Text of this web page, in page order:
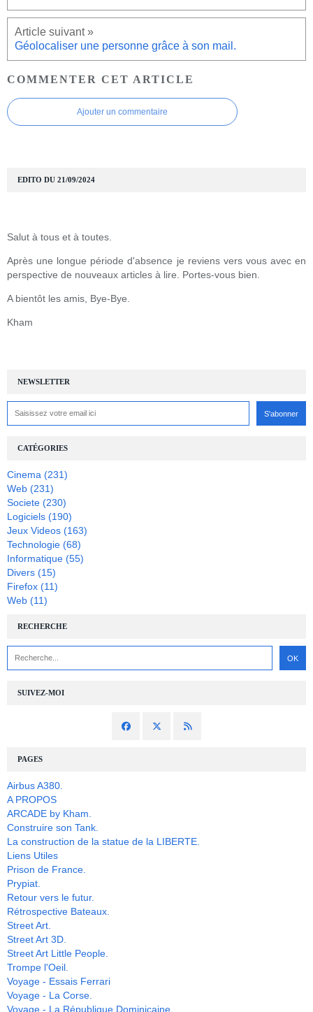
Géolocaliser une personne grâce à son mail.
COMMENTER CET ARTICLE
Ajouter un commentaire
NEWSLETTER
SUIVEZ-MOI
RECHERCHE
PAGES
Airbus A380.
A PROPOS
ARCADE by Kham.
Construire son Tank.
La construction de la statue de la LIBERTE.
Liens Utiles
Prison de France.
Prypiat.
Retour vers le futur.
Rétrospective Bateaux.
Street Art.
Street Art 3D.
Street Art Little People.
Trompe l'Oeil.
Voyage - Essais Ferrari
Voyage - La Corse.
Voyage - La République Dominicaine.
CATÉGORIES
Cinema (231)
Web (231)
Societe (230)
Logiciels (190)
Jeux Videos (163)
Technologie (68)
Informatique (55)
Divers (15)
Firefox (11)
Web (11)
EDITO DU 21/09/2024
Salut à tous et à toutes.
Après une longue période d'absence je reviens vers vous avec en
perspective de nouveaux articles à lire. Portes-vous bien.
A bientôt les amis, Bye-Bye.
Kham